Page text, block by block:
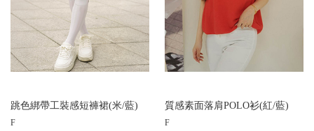
跳色綁帶工裝感短褲裙(米/藍)
F
質感素面落肩POLO衫(紅/藍)
F